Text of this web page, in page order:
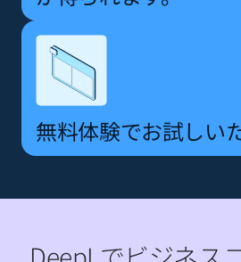
無料体験でお試しい